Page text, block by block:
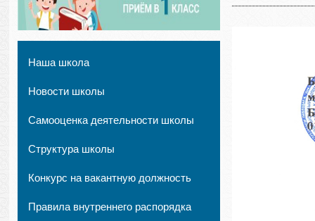
Наша школа
Новости школы
Самооценка деятельности школы
Структура школы
Конкурс на вакантную должность
Правила внутреннего распорядка